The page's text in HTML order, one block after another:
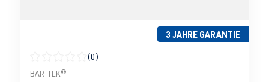
3 JAHRE GARANTIE
Durchschnittliche Bewertung von 0 von 5 Sternen
(0)
BAR-TEK®